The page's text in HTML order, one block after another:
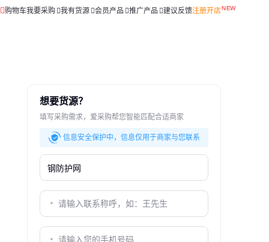
购物车我要采购 我有货源 会员产品 推广产品 建议反馈注册开店
想要货源？
填写采购需求，爱采购帮您智能匹配合适商家
信息安全保护中，信息仅用于商家与您联系